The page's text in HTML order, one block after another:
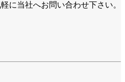
に当社へお問い合わせ下さい。